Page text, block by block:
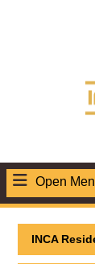
Open
INCA